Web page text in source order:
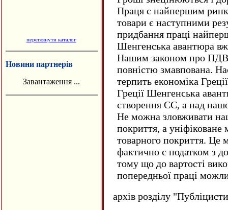
переглянути каталог
Новини партнерів
Завантаження ...
архів розділу